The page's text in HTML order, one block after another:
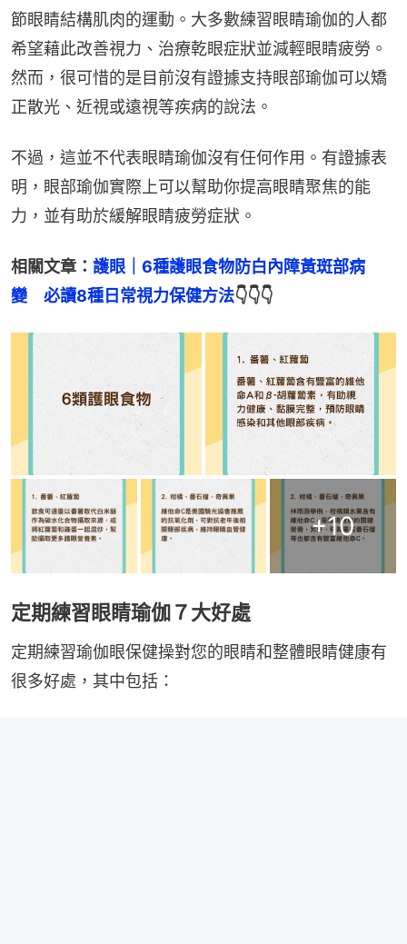
節眼睛結構肌肉的運動。大多數練習眼睛瑜伽的人都
希望藉此改善視力、治療乾眼症狀並減輕眼睛疲勞。
然而，很可惜的是目前沒有證據支持眼部瑜伽可以矯
正散光、近視或遠視等疾病的說法。
不過，這並不代表眼睛瑜伽沒有任何作用。有證據表
明，眼部瑜伽實際上可以幫助你提高眼睛聚焦的能
力，並有助於緩解眼睛疲勞症狀。
相關文章： 護眼｜6種護眼食物防白內障黃斑部病
變　必讀8種日常視力保健方法👇👇👇
+10
定期練習眼睛瑜伽７大好處
定期練習瑜伽眼保健操對您的眼睛和整體眼睛健康有
很多好處，其中包括：